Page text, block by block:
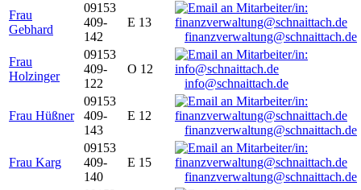
Frau
Gebhard
09153
409-
142
E 13
finanzverwaltung@schnaittach.de
Frau
Holzinger
09153
409-
122
O 12
info@schnaittach.de
Frau Hüßner
09153
409-
143
E 12
finanzverwaltung@schnaittach.de
Frau Karg
09153
409-
140
E 15
finanzverwaltung@schnaittach.de